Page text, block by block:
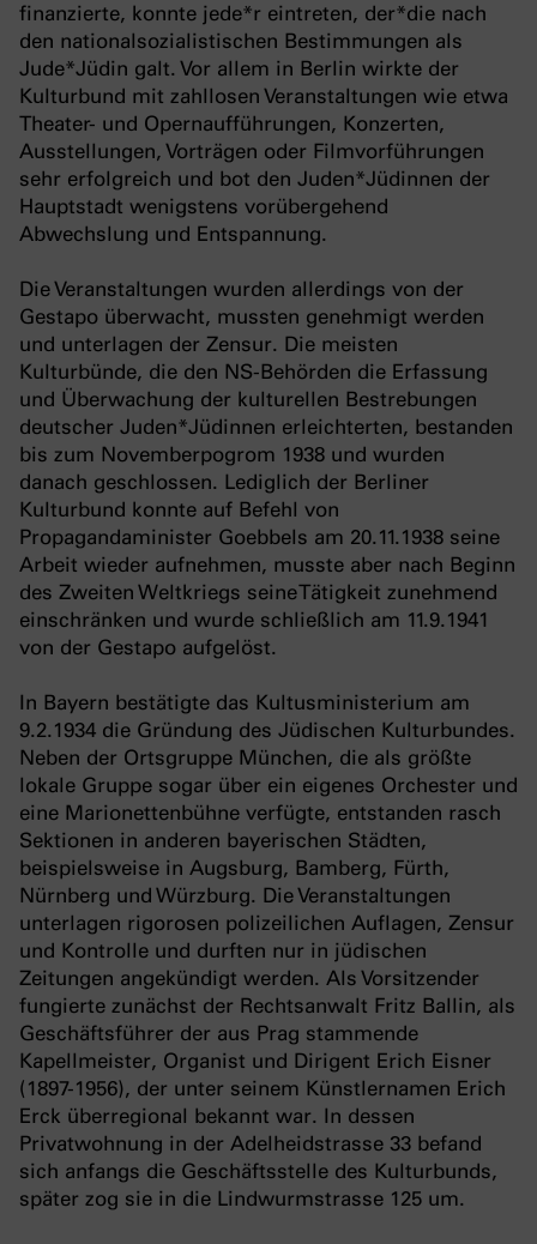
finanzierte, konnte jede*r eintreten, der*die nach
den nationalsozialistischen Bestimmungen als
Jude*Jüdin galt. Vor allem in Berlin wirkte der
Kulturbund mit zahllosen Veranstaltungen wie etwa
Theater- und Opernaufführungen, Konzerten,
Ausstellungen, Vorträgen oder Filmvorführungen
sehr erfolgreich und bot den Juden*Jüdinnen der
Hauptstadt wenigstens vorübergehend
Abwechslung und Entspannung.
Die Veranstaltungen wurden allerdings von der
Gestapo überwacht, mussten genehmigt werden
und unterlagen der Zensur. Die meisten
Kulturbünde, die den NS-Behörden die Erfassung
und Überwachung der kulturellen Bestrebungen
deutscher Juden*Jüdinnen erleichterten, bestanden
bis zum Novemberpogrom 1938 und wurden
danach geschlossen. Lediglich der Berliner
Kulturbund konnte auf Befehl von
Propagandaminister Goebbels am 20.11.1938 seine
Arbeit wieder aufnehmen, musste aber nach Beginn
des Zweiten Weltkriegs seine Tätigkeit zunehmend
einschränken und wurde schließlich am 11.9.1941
von der Gestapo aufgelöst.
In Bayern bestätigte das Kultusministerium am
9.2.1934 die Gründung des Jüdischen Kulturbundes.
Neben der Ortsgruppe München, die als größte
lokale Gruppe sogar über ein eigenes Orchester und
eine Marionettenbühne verfügte, entstanden rasch
Sektionen in anderen bayerischen Städten,
beispielsweise in Augsburg, Bamberg, Fürth,
Nürnberg und Würzburg. Die Veranstaltungen
unterlagen rigorosen polizeilichen Auflagen, Zensur
und Kontrolle und durften nur in jüdischen
Zeitungen angekündigt werden. Als Vorsitzender
fungierte zunächst der Rechtsanwalt Fritz Ballin, als
Geschäftsführer der aus Prag stammende
Kapellmeister, Organist und Dirigent Erich Eisner
(1897-1956), der unter seinem Künstlernamen Erich
Erck überregional bekannt war. In dessen
Privatwohnung in der Adelheidstrasse 33 befand
sich anfangs die Geschäftsstelle des Kulturbunds,
später zog sie in die Lindwurmstrasse 125 um.